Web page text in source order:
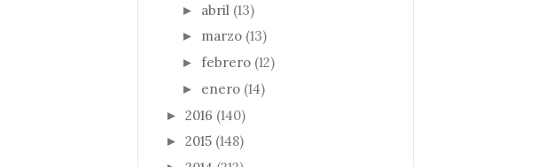
► abril (13)
► marzo (13)
► febrero (12)
► enero (14)
► 2016 (140)
► 2015 (148)